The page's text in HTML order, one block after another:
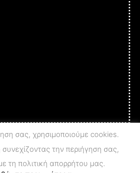
t i o n - A r tPRIVACY POLICY
σας, χρησιμοποιούμε cookies.
συνεχίζοντας την περιήγηση σας,
τη πολιτική απορρήτου μας.